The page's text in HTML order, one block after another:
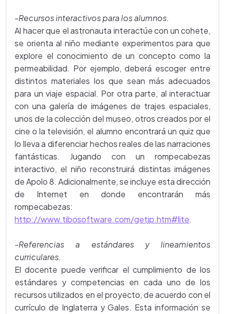
-Recursos interactivos para los alumnos.
Al hacer que el astronauta interactúe con un cohete,
se orienta al niño mediante experimentos para que
explore el conocimiento de un concepto como la
permeabilidad. Por ejemplo, deberá escoger entre
distintos materiales los que sean más adecuados
para un viaje espacial. Por otra parte, al interactuar
con una galería de imágenes de trajes espaciales,
unos de la colección del museo, otros creados por el
cine o la televisión, el alumno encontrará un quiz que
lo lleva a diferenciar hechos reales de las narraciones
fantásticas. Jugando con un rompecabezas
interactivo, el niño reconstruirá distintas imágenes
de Apolo 8. Adicionalmente, se incluye esta dirección
de Internet en donde encontrarán más
rompecabezas:
http://www.tibosoftware.com/getjp.htm#lite.
-Referencias a estándares y lineamientos
curriculares.
El docente puede verificar el cumplimiento de los
estándares y competencias en cada uno de los
recursos utilizados en el proyecto, de acuerdo con el
currículo de Inglaterra y Gales. Esta información se